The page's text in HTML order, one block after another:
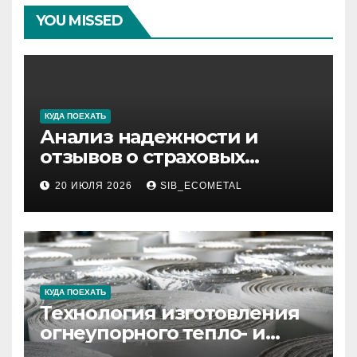
YOU MISSED
КУДА ПОЕХАТЬ
Анализ надежности и
отзывов о страховых
компаниях по итогам 2026
года
20 ИЮЛЯ 2026 SIB_ECOMETAL
КУДА ПОЕХАТЬ
Технология изготовления
огнеупорного тепло- и